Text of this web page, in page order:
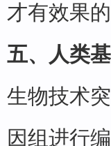
才有效果
五、人类
生物技术
因组进行